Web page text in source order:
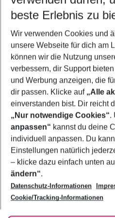
5-8
2 Erwachsene Keine Kinder
Mehr Filter
Footer
Footer navigation
Über uns
AGB
Bestpreisgarantie
Cookie-Einstellungen ändern
Cookie-Richtlinie
Agenturbetreuung
Barrierefreies Reisen
Folge uns
beste Erlebnis zu
Wir verwenden Cookies und
unsere Webseite für dich am
können wir die Nutzung
verbessern, dir Support
und Werbung anzeigen, die
dir passen. Klicke auf „Alle
einverstanden bist. Dir reicht
„Nur notwendige Cookies“.
anpassen“ kannst du deine
individuell anpassen. Du
Einstellungen natürlich
– klicke dazu einfach unten
ändern“.
Datenschutz-Informationen
Cookie/Tracking-Informationen